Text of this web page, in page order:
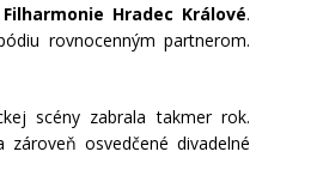
Filharmonie Hradec Králové.
rovnocenným partnerom.
scény zabrala takmer rok.
osvedčené divadelné